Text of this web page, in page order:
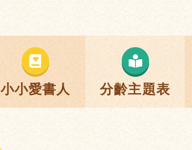
小小愛書人 分齡主題表